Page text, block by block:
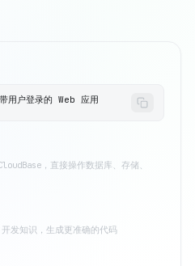
用户登录的 Web 应用
，直接操作数据库、存储、
发知识，生成更准确的代码